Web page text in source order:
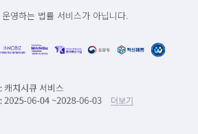
영하는 법률 서비스가 아닙니다.